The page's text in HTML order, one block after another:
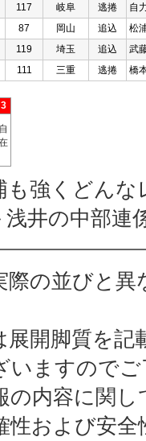
117 岐阜 逃捲
自
87 岡山 追込 松
119 埼玉 追込
武
111 三重 逃捲 橋
3
自
も強くどん
井の中部連
の並びと異
開脚質を記
いますので
内容に関
性および安